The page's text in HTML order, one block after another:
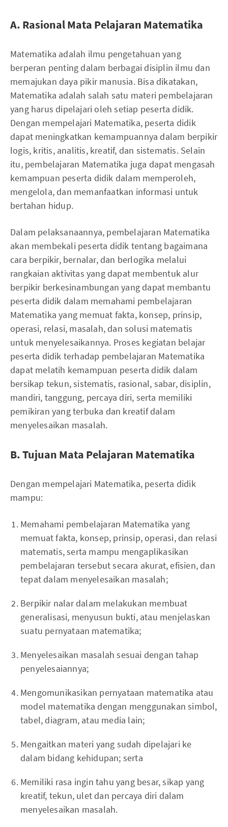
A. Rasional Mata Pelajaran Matematika
Matematika adalah ilmu pengetahuan yang
berperan penting dalam berbagai disiplin ilmu dan
memajukan daya pikir manusia. Bisa dikatakan,
Matematika adalah salah satu materi pembelajaran
yang harus dipelajari oleh setiap peserta didik.
Dengan mempelajari Matematika, peserta didik
dapat meningkatkan kemampuannya dalam berpikir
logis, kritis, analitis, kreatif, dan sistematis. Selain
itu, pembelajaran Matematika juga dapat mengasah
kemampuan peserta didik dalam memperoleh,
mengelola, dan memanfaatkan informasi untuk
bertahan hidup.
Dalam pelaksanaannya, pembelajaran Matematika
akan membekali peserta didik tentang bagaimana
cara berpikir, bernalar, dan berlogika melalui
rangkaian aktivitas yang dapat membentuk alur
berpikir berkesinambungan yang dapat membantu
peserta didik dalam memahami pembelajaran
Matematika yang memuat fakta, konsep, prinsip,
operasi, relasi, masalah, dan solusi matematis
untuk menyelesaikannya. Proses kegiatan belajar
peserta didik terhadap pembelajaran Matematika
dapat melatih kemampuan peserta didik dalam
bersikap tekun, sistematis, rasional, sabar, disiplin,
mandiri, tanggung, percaya diri, serta memiliki
pemikiran yang terbuka dan kreatif dalam
menyelesaikan masalah.
B. Tujuan Mata Pelajaran Matematika
Dengan mempelajari Matematika, peserta didik
mampu:
Memahami pembelajaran Matematika yang
memuat fakta, konsep, prinsip, operasi, dan relasi
matematis, serta mampu mengaplikasikan
pembelajaran tersebut secara akurat, efisien, dan
tepat dalam menyelesaikan masalah;
Berpikir nalar dalam melakukan membuat
generalisasi, menyusun bukti, atau menjelaskan
suatu pernyataan matematika;
Menyelesaikan masalah sesuai dengan tahap
penyelesaiannya;
Mengomunikasikan pernyataan matematika atau
model matematika dengan menggunakan simbol,
tabel, diagram, atau media lain;
Mengaitkan materi yang sudah dipelajari ke
dalam bidang kehidupan; serta
Memiliki rasa ingin tahu yang besar, sikap yang
kreatif, tekun, ulet dan percaya diri dalam
menyelesaikan masalah.